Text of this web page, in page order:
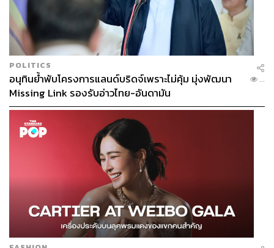
POLITICS
อนุทินย้ำพับโครงการแลนด์บริดจ์เพราะไม่คุ้ม มุ่งพัฒนา
Missing Link รองรับอ่าวไทย-อันดามัน
...